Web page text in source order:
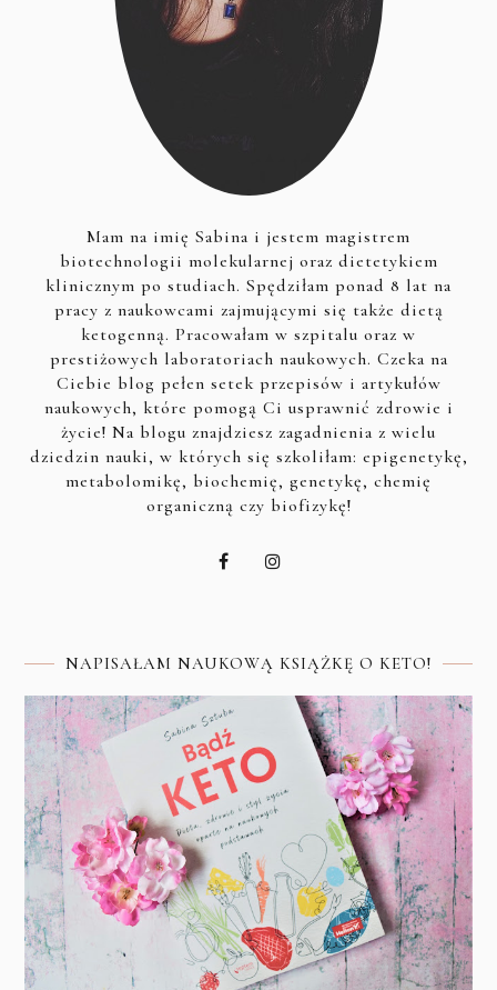
Mam na imię Sabina i jestem magistrem
biotechnologii molekularnej oraz dietetykiem
klinicznym po studiach. Spędziłam ponad 8 lat na
pracy z naukowcami zajmującymi się także dietą
ketogenną. Pracowałam w szpitalu oraz w
prestiżowych laboratoriach naukowych. Czeka na
Ciebie blog pełen setek przepisów i artykułów
naukowych, które pomogą Ci usprawnić zdrowie i
życie! Na blogu znajdziesz zagadnienia z wielu
dziedzin nauki, w których się szkoliłam: epigenetykę,
metabolomikę, biochemię, genetykę, chemię
organiczną czy biofizykę!
NAPISAŁAM NAUKOWĄ KSIĄŻKĘ O KETO!